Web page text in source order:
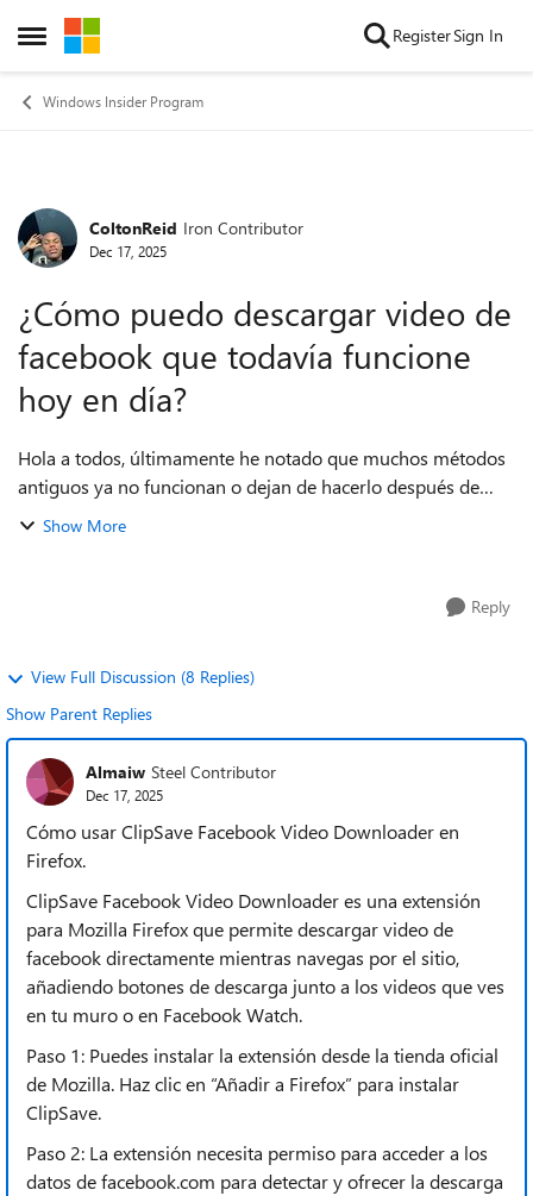
Open Side Menu
Skip to content RegisterSign In
Windows Insider Program
Forum Discussion
ColtonReid Iron Contributor
Dec 17, 2025
¿Cómo puedo descargar video de
facebook que todavía funcione
hoy en día?
Hola a todos, últimamente he notado que muchos métodos
antiguos ya no funcionan o dejan de hacerlo después de
poco tiempo. Estoy intentando descargar video de facebook
Show More
Reply
View Full Discussion (8 Replies)
Show Parent Replies
Almaiw Steel Contributor
Dec 17, 2025
Cómo usar ClipSave Facebook Video Downloader en
Firefox.
ClipSave Facebook Video Downloader es una extensión
para Mozilla Firefox que permite descargar video de
facebook directamente mientras navegas por el sitio,
añadiendo botones de descarga junto a los videos que ves
en tu muro o en Facebook Watch.
Paso 1: Puedes instalar la extensión desde la tienda oficial
de Mozilla. Haz clic en “Añadir a Firefox” para instalar
ClipSave.
Paso 2: La extensión necesita permiso para acceder a los
datos de facebook.com para detectar y ofrecer la descarga